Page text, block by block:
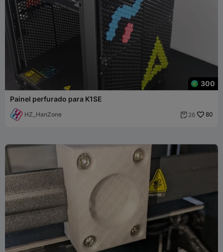
300
Painel perfurado para K1SE
HZ_HanZone  26 80